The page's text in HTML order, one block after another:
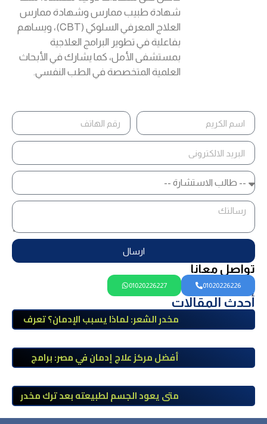
شهادة طبيب ممارس وشهادة ممارس
العلاج المعرفي السلوكي (CBT)، ويساهم
بفاعلية في تطوير البرامج العلاجية
بمستشفى الأمل، كما يشارك في الأبحاث
العلمية المتخصصة في الطب النفسي.
ارسال
تواصل معانا
01020226226
01020226227
أحدث المقالات
مخدر الشعر: لماذا يسبب الإدمان؟ تعرف
أفضل مركز علاج إدمان في مصر: برامج
طبي
متى يعود الجسم لطبيعته بعد ترك مخدر
الآيس؟ مراحل التعافي والعوامل المؤثرة